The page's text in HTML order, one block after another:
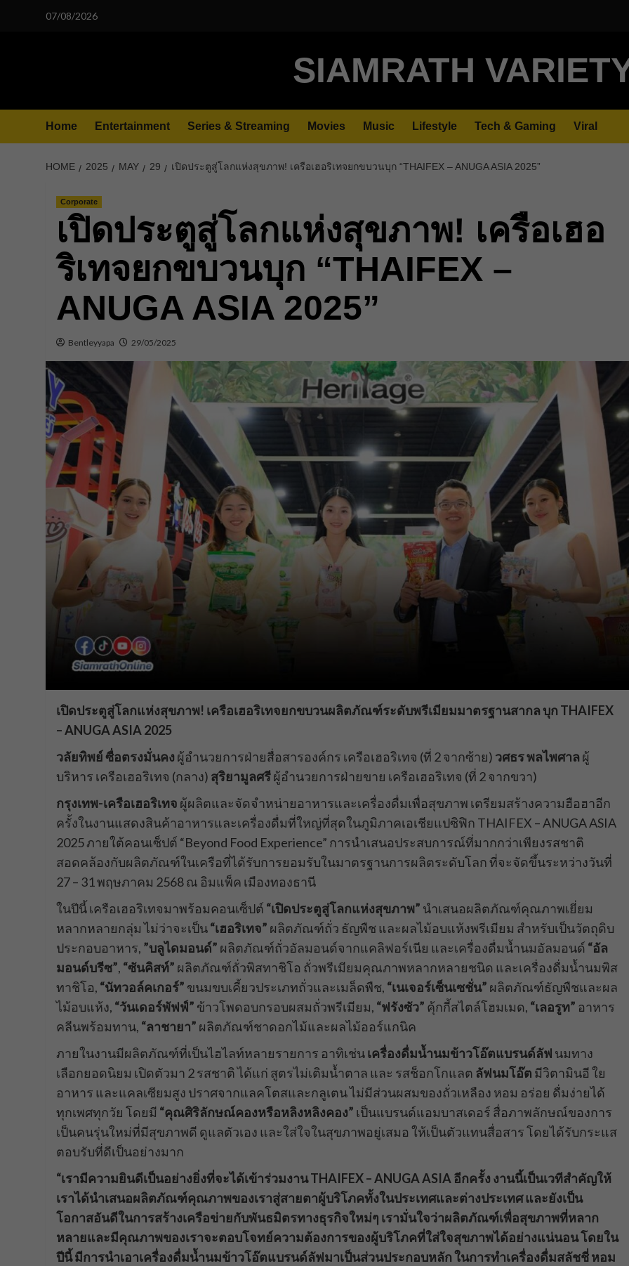
07/08/2026
SIAMRATH
Home Entertainment Series & Streaming Movies Music Lifestyle Tech & Gaming Viral
HOME 2025 MAY 29 เปิดประตูสู่โลกแห่งสุขภาพ! เครือเฮอริเทจยกขบวนบุก “THAIFEX – ANUGA ASIA 2025”
Corporate
เปิดประตูสู่โลกแห่งสุขภาพ! เครือเฮอ
ริเทจยกขบวนบุก “THAIFEX –
ANUGA ASIA 2025”
Bentleyyapa 29/05/2025
เปิดประตูสู่โลกแห่งสุขภาพ! เครือเฮอริเทจยกขบวนผลิตภัณฑ์ระดับพรีเมียมมาตรฐานสากล บุก THAIFEX
– ANUGA ASIA 2025
วลัยทิพย์ ซื่อตรงมั่นคง ผู้อำนวยการฝ่ายสื่อสารองค์กร เครือเฮอริเทจ (ที่ 2 จากซ้าย) วศธร พลไพศาล ผู้
บริหาร เครือเฮอริเทจ (กลาง) สุริยามูลศรีผู้อำนวยการฝ่ายขาย เครือเฮอริเทจ (ที่ 2 จากขวา)
กรุงเทพ-เครือเฮอริเทจ ผู้ผลิตและจัดจำหน่ายอาหารและเครื่องดื่มเพื่อสุขภาพ เตรียมสร้างความฮือฮาอีก
ครั้งในงานแสดงสินค้าอาหารและเครื่องดื่มที่ใหญ่ที่สุดในภูมิภาคเอเชียแปซิฟิก THAIFEX – ANUGA ASIA
2025 ภายใต้คอนเซ็ปต์ “Beyond Food Experience” การนำเสนอประสบการณ์ที่มากกว่าเพียงรสชาติ
สอดคล้องกับผลิตภัณฑ์ในเครือที่ได้รับการยอมรับในมาตรฐานการผลิตระดับโลก ที่จะจัดขึ้นระหว่างวันที่
27 – 31 พฤษภาคม 2568 ณ อิมแพ็ค เมืองทองธานี
ในปีนี้ เครือเฮอริเทจมาพร้อมคอนเซ็ปต์ “เปิดประตูสู่โลกแห่งสุขภาพ” นำเสนอผลิตภัณฑ์คุณภาพเยี่ยม
หลากหลายกลุ่ม ไม่ว่าจะเป็น“เฮอริเทจ” ผลิตภัณฑ์ถั่ว ธัญพืช และผลไม้อบแห้งพรีเมียม สำหรับเป็นวัตถุดิบ
ประกอบอาหาร, ”บลูไดมอนด์” ผลิตภัณฑ์ถั่วอัลมอนด์จากแคลิฟอร์เนีย และเครื่องดื่มน้ำนมอัลมอนด์ “อัล
มอนด์บรีซ”, “ซันคิสท์” ผลิตภัณฑ์ถั่วพิสทาชิโอ ถั่วพรีเมียมคุณภาพหลากหลายชนิด และเครื่องดื่มน้ำนมพิส
ทาชิโอ, “นัทวอล์คเกอร์” ขนมขบเคี้ยวประเภทถั่วและเมล็ดพืช, “เนเจอร์เซ็นเซชั่น” ผลิตภัณฑ์ธัญพืชและผล
ไม้อบแห้ง, “วันเดอร์พัฟฟ์” ข้าวโพดอบกรอบผสมถั่วพรีเมียม, “ฟรังซัว” คุ้กกี้สไตล์โฮมเมด, “เลอรูท” อาหาร
คลีนพร้อมทาน, “ลาชายา” ผลิตภัณฑ์ชาดอกไม้และผลไม้ออร์แกนิค
ภายในงานมีผลิตภัณฑ์ที่เป็นไฮไลท์หลายรายการ อาทิเช่นเครื่องดื่มน้ำนมข้าวโอ๊ตแบรนด์ลัฟ นมทาง
เลือกยอดนิยม เปิดตัวมา 2 รสชาติ ได้แก่ สูตรไม่เติมน้ำตาล และ รสช็อกโกแลต ลัฟนมโอ๊ต มีวิตามินอี ใย
อาหาร และแคลเซียมสูง ปราศจากแลคโตสและกลูเตน ไม่มีส่วนผสมของถั่วเหลือง หอม อร่อย ดื่มง่ายได้
ทุกเพศทุกวัย โดยมี “คุณศิริลักษณ์คองหรือหลิงหลิงคอง” เป็นแบรนด์แอมบาสเดอร์ สื่อภาพลักษณ์ของการ
เป็นคนรุ่นใหม่ที่มีสุขภาพดี ดูแลตัวเอง และใส่ใจในสุขภาพอยู่เสมอ ให้เป็นตัวแทนสื่อสาร โดยได้รับกระแส
ตอบรับที่ดีเป็นอย่างมาก
“เรามีความยินดีเป็นอย่างยิ่งที่จะได้เข้าร่วมงาน THAIFEX – ANUGA ASIA อีกครั้ง งานนี้เป็นเวทีสำคัญให้
เราได้นำเสนอผลิตภัณฑ์คุณภาพของเราสู่สายตาผู้บริโภคทั้งในประเทศและต่างประเทศ และยังเป็น
โอกาสอันดีในการสร้างเครือข่ายกับพันธมิตรทางธุรกิจใหม่ๆ เรามั่นใจว่าผลิตภัณฑ์เพื่อสุขภาพที่หลาก
หลายและมีคุณภาพของเราจะตอบโจทย์ความต้องการของผู้บริโภคที่ใส่ใจสุขภาพได้อย่างแน่นอน โดยใน
ปีนี้ มีการนำเอาเครื่องดื่มน้ำนมข้าวโอ๊ตแบรนด์ลัฟมาเป็นส่วนประกอบหลัก ในการทำเครื่องดื่มสลัชชี่ หอม